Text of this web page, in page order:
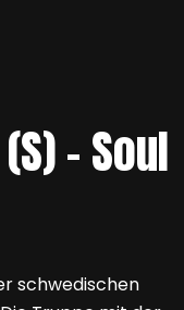
– Soul
schwedischen